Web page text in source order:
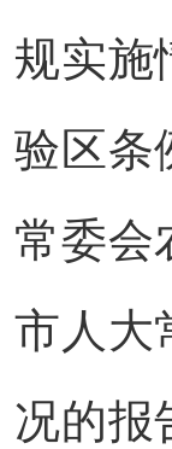
规实施
验区条
常委会
市人大
况的报